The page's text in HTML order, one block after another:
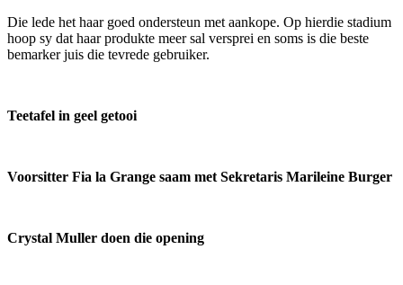
Die lede het haar goed ondersteun met aankope. Op hierdie stadium
hoop sy dat haar produkte meer sal versprei en soms is die beste
bemarker juis die tevrede gebruiker.
Teetafel in geel getooi
Voorsitter Fia la Grange saam met Sekretaris Marileine Burger
Crystal Muller doen die opening